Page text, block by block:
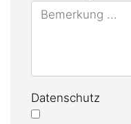
Datenschutz